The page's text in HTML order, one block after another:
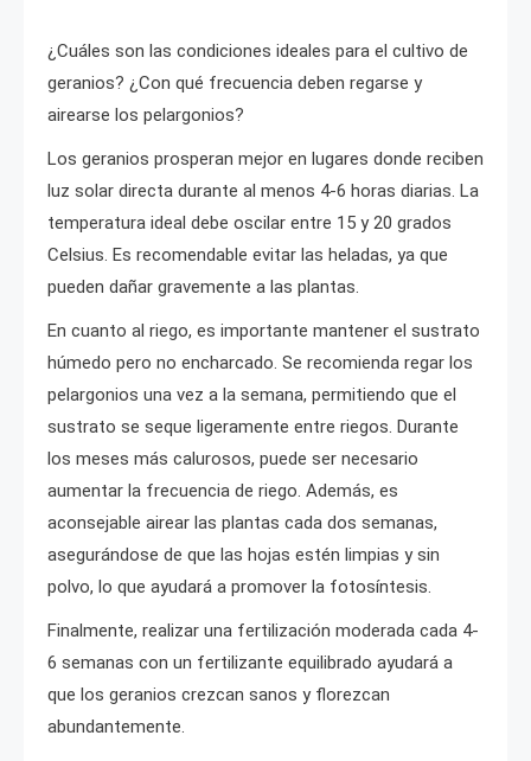
¿Cuáles son las condiciones ideales para el cultivo de
geranios? ¿Con qué frecuencia deben regarse y
airearse los pelargonios?
Los geranios prosperan mejor en lugares donde reciben
luz solar directa durante al menos 4-6 horas diarias. La
temperatura ideal debe oscilar entre 15 y 20 grados
Celsius. Es recomendable evitar las heladas, ya que
pueden dañar gravemente a las plantas.
En cuanto al riego, es importante mantener el sustrato
húmedo pero no encharcado. Se recomienda regar los
pelargonios una vez a la semana, permitiendo que el
sustrato se seque ligeramente entre riegos. Durante
los meses más calurosos, puede ser necesario
aumentar la frecuencia de riego. Además, es
aconsejable airear las plantas cada dos semanas,
asegurándose de que las hojas estén limpias y sin
polvo, lo que ayudará a promover la fotosíntesis.
Finalmente, realizar una fertilización moderada cada 4-
6 semanas con un fertilizante equilibrado ayudará a
que los geranios crezcan sanos y florezcan
abundantemente.